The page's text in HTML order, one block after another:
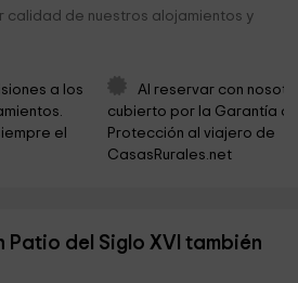
4,6 km
4,9 km
calidad de nuestros alojamientos y
a los
el
Al reservar con
cubierto por la Garantía
Protección al viajero de
CasasRurales.net
Patio del Siglo XVI también